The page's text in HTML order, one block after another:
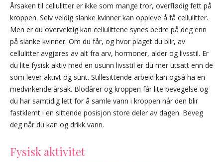
Årsaken til cellulitter er ikke som mange tror, overflødig fett på
kroppen. Selv veldig slanke kvinner kan oppleve å få cellulitter.
Men er du overvektig kan cellulittene synes bedre på deg enn
på slanke kvinner. Om du får, og hvor plaget du blir, av
cellulitter avgjøres av alt fra arv, hormoner, alder og livsstil. Er
du lite fysisk aktiv med en usunn livsstil er du mer utsatt enn de
som lever aktivt og sunt. Stillesittende arbeid kan også ha en
medvirkende årsak. Blodårer og kroppen får lite bevegelse og
du har samtidig lett for å samle vann i kroppen når den blir
fastklemt i en sittende posisjon store deler av dagen. Beveg
deg når du kan og drikk vann.
Fysisk aktivitet